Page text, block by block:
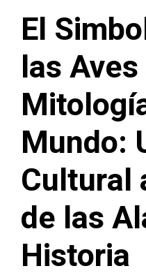
El
las
Mundo:
Cultural
de las
Historia